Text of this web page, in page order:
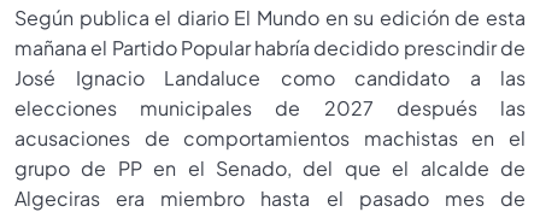
Según publica el diario El Mundo en su edición de esta
mañana el Partido Popular habría decidido prescindir de
José Ignacio Landaluce como candidato a las
elecciones municipales de 2027 después las
acusaciones de comportamientos machistas en el
grupo de PP en el Senado, del que el alcalde de
Algeciras era miembro hasta el pasado mes de